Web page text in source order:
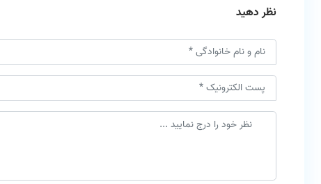
نظر دهید